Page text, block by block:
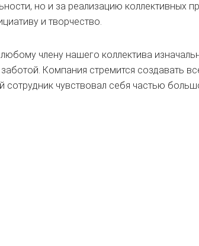
но и за реализацию коллективных
и творчество.
члену нашего коллектива
Компания стремится создавать
сотрудник чувствовал себя частью